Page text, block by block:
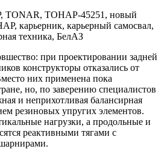
при проектировании задней
конструкторы отказались от
них применена пока
но, по заверению специалистов
и неприхотливая балансирная
резиновых упругих элементов.
нагрузки, а продольные и
реактивными тягами с